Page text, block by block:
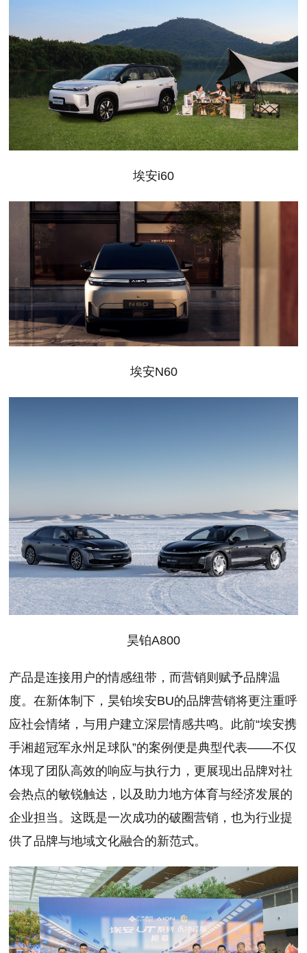
埃安i60
埃安N60
昊铂A800
产品是连接用户的情感纽带，而营销则赋予品牌温
度。在新体制下，昊铂埃安BU的品牌营销将更注重呼
应社会情绪，与用户建立深层情感共鸣。此前“埃安携
手湘超冠军永州足球队”的案例便是典型代表——不仅
体现了团队高效的响应与执行力，更展现出品牌对社
会热点的敏锐触达，以及助力地方体育与经济发展的
企业担当。这既是一次成功的破圈营销，也为行业提
供了品牌与地域文化融合的新范式。